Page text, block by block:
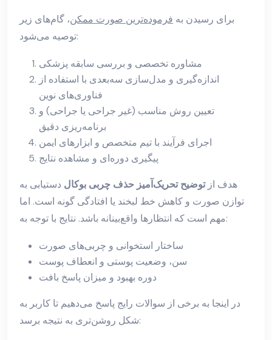
برای رسیدن به فرموده‌ترین صورت ممکن، گام‌های زیر
توصیه می‌شود:
مشاوره تخصصی و بررسی سابقه پزشکی
اندازه‌گیری و مدل‌سازی سه‌بعدی با استفاده از
فناوری‌های نوین
تعیین روش مناسب (غیر جراحی یا جراحی) و
برنامه‌ریزی دقیق
اجرای فرآیند با تیم متخصص و ابزارهای ایمن
پیگیری دوره‌ای و مشاهده نتایج
هدف ازتوضیح تحریک‌آمیز حذف چربی بوکال دستیابی به
توازن صورت و کاهش خط لبخند یا افتادگی گونه است. اما
مهم است که انتظارها واقع‌بینانه باشد. نتایج با توجه به:
ساختار استخوانی و چربی‌های صورت
سن، وضعیت پوستی و انعطاف پوست
دوره بهبود و میزان پاسخ بافت
در اینجا به برخی از سوالات رایج پاسخ می‌دهیم تا کاربر به
شکل روشن‌تری به نتیجه برسد: